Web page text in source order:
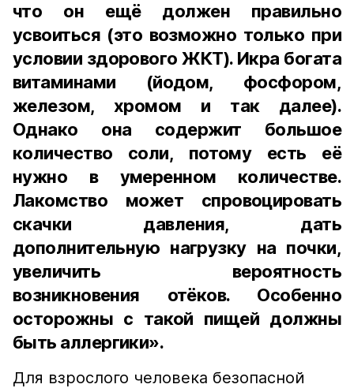
что он ещё должен правильно
усвоиться (это возможно только при
условии здорового ЖКТ). Икра богата
витаминами (йодом, фосфором,
железом, хромом и так далее).
Однако она содержит большое
количество соли, потому есть её
нужно в умеренном количестве.
Лакомство может спровоцировать
скачки давления, дать
дополнительную нагрузку на почки,
увеличить вероятность
возникновения отёков. Особенно
осторожны с такой пищей должны
быть аллергики».
Для взрослого человека безопасной